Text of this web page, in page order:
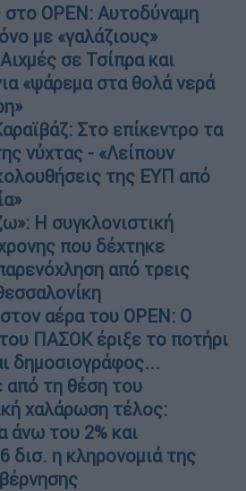
OPEN: Αυτοδύναμη
με «γαλάζιους»
σε Τσίπρα και
«ψάρεμα στα θολά νερά
Στο επίκεντρο τα
νύχτας - «Λείπουν
της ΕΥΠ από
Η συγκλονιστική
που δέχτηκε
από τρεις
αέρα του OPEN: Ο
ΠΑΣΟΚ έριξε το ποτήρι
δημοσιογράφος...
από τη θέση του
χαλάρωση τέλος:
άνω του 2% και
δισ. η κληρονομιά της